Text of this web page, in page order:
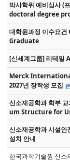
박사학위 예비심사 (
doctoral degree
대학원과정 이수요
Graduate
[신세계그룹] 리테일
Merck
2027년 장학생 모집
신소재공학과 학부
um Structure for
신소재공학과 시설안
설치 안내
한국과학기술원 신소